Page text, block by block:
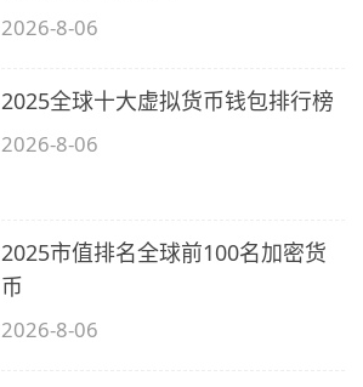
2026-8-06
2025全球十大虚拟货币钱包排行榜
2026-8-06
2025市值排名全球前100名加密货
币
2026-8-06